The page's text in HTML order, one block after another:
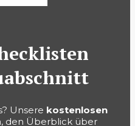
Unsere kostenlosen
den Überblick über